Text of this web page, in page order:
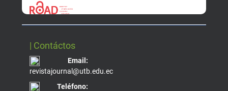
| Contáctos
Email:
revistajournal@utb.edu.ec
Teléfono: